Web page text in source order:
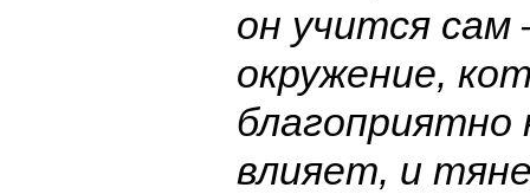
он учится
окружение,
благоприятно
влияет, и